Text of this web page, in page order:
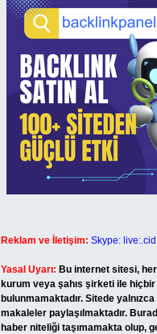
Reklam ve İletişim: Skype:
Yasal Uyarı: Bu internet sitesi,
kurum veya şahıs şirketi ile hiçbir
bulunmamaktadır. Sitede yalnızca
makaleler paylaşılmaktadır.
haber niteliği taşımamakta olup,